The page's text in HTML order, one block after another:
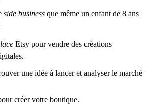
side business que même un enfant de 8 ans
Etsy pour vendre des créations
une idée à lancer et analyser le marché
créer votre boutique.